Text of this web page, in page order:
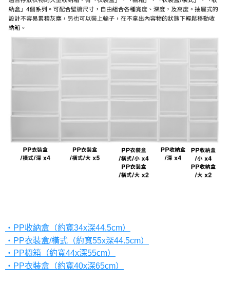
・PP收納盒（約寬34x深44.5cm）
・PP衣裝盒/橫式（約寬55x深44.5cm）
・PP櫥箱（約寬44x深55cm）
・PP衣裝盒（約寬40x深65cm）